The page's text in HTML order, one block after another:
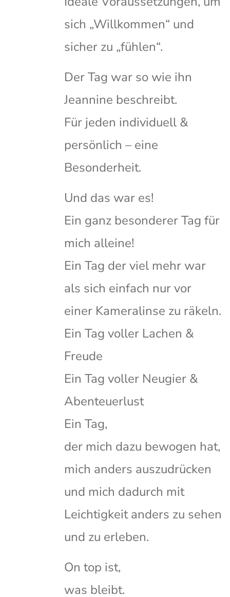
sich „Willkommen“ und
sicher zu „fühlen“.
Der Tag war so wie ihn
Jeannine beschreibt.
Für jeden individuell &
persönlich – eine
Besonderheit.
Und das war es!
Ein ganz besonderer Tag für
mich alleine!
Ein Tag der viel mehr war
als sich einfach nur vor
einer Kameralinse zu räkeln.
Ein Tag voller Lachen &
Freude
Ein Tag voller Neugier &
Abenteuerlust
Ein Tag,
der mich dazu bewogen hat,
mich anders auszudrücken
und mich dadurch mit
Leichtigkeit anders zu sehen
und zu erleben.
On top ist,
was bleibt.